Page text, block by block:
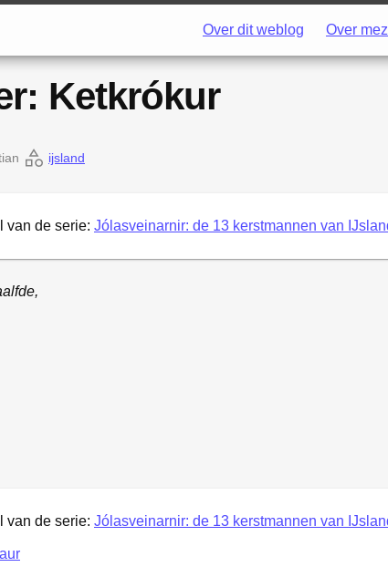
Over dit weblog Over
Ketkrókur
ijsland
van de serie: Jólasveinarnir: de 13 kerstmannen van
van de serie: Jólasveinarnir: de 13 kerstmannen van